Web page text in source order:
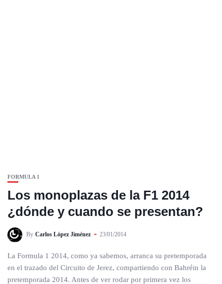
FORMULA 1
Los monoplazas de la F1 2014
¿dónde y cuando se presentan?
By Carlos López Jiménez 23/01/2014
La Formula 1 2014, como ya sabemos, arranca su pretemporada
en el trazado del Circuito de Jerez, compartiendo con Bahréin la
pretemporada 2014. Antes de ver rodar por primera vez los